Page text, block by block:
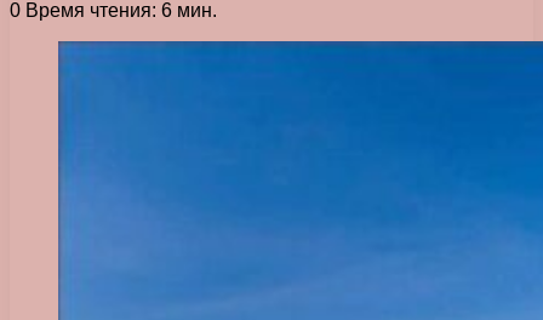
0 Время чтения: 6 мин.